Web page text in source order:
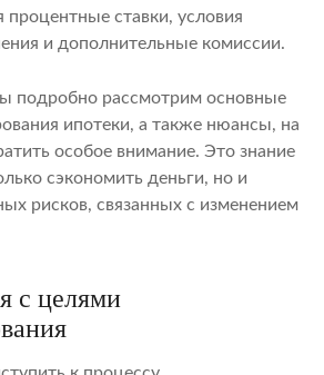
процентные ставки, условия
и дополнительные комиссии.
подробно рассмотрим основные
ипотеки, а также нюансы, на
особое внимание. Это знание
сэкономить деньги, но и
рисков, связанных с изменением
с целями